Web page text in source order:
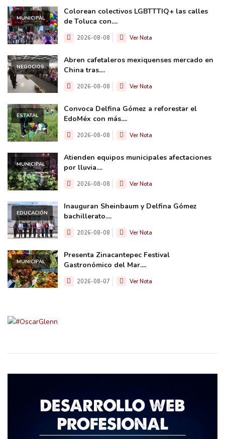
MUNICIPAL
Colorean colectivos LGBTTTIQ+ las calles
de Toluca con....
2026-08-08 Ver Nota
NEGOCIOS
Abren cafetaleros mexiquenses mercado en
China tras....
2026-08-08 Ver Nota
ESTATAL
Convoca Delfina Gómez a reforestar el
EdoMéx con más....
2026-08-08 Ver Nota
MUNICIPAL
Atienden equipos municipales afectaciones
por lluvia....
2026-08-08 Ver Nota
EDUCACIÓN
Inauguran Sheinbaum y Delfina Gómez
bachillerato....
2026-08-08 Ver Nota
MUNICIPAL
Presenta Zinacantepec Festival
Gastronómico del Mar....
2026-08-07 Ver Nota